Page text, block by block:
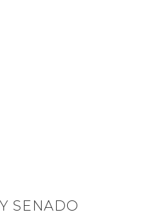
SENADO